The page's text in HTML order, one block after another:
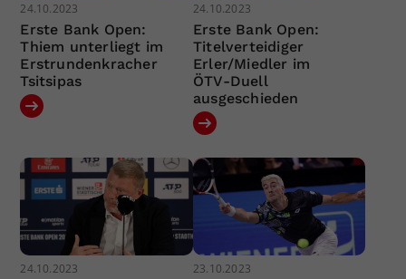
24.10.2023
Erste Bank Open:
Thiem unterliegt im
Erstrundenkracher
Tsitsipas
24.10.2023
Erste Bank Open:
Titelverteidiger
Erler/Miedler im
ÖTV-Duell
ausgeschieden
24.10.2023 23.10.2023